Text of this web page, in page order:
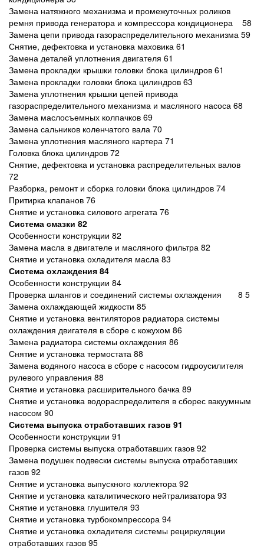
Замена натяжного механизма и промежуточных роликов
ремня привода генератора и компрессора кондиционера 58
Замена цепи привода газораспределительного механизма 59
Снятие, дефектовка и установка маховика 61
Замена деталей уплотнения двигателя 61
Замена прокладки крышки головки блока цилиндров 61
Замена прокладки головки блока цилиндров 63
Замена уплотнения крышки цепей привода
газораспределительного механизма и масляного насоса 68
Замена маслосъемных колпачков 69
Замена сальников коленчатого вала 70
Замена уплотнения масляного картера 71
Головка блока цилиндров 72
Снятие, дефектовка и установка распределительных валов
72
Разборка, ремонт и сборка головки блока цилиндров 74
Притирка клапанов 76
Снятие и установка силового агрегата 76
Система смазки 82
Особенности конструкции 82
Замена масла в двигателе и масляного фильтра 82
Снятие и установка охладителя масла 83
Система охлаждения 84
Особенности конструкции 84
Проверка шлангов и соединений системы охлаждения 8 5
Замена охлаждающей жидкости 85
Снятие и установка вентиляторов радиатора системы
охлаждения двигателя в сборе с кожухом 86
Замена радиатора системы охлаждения 86
Снятие и установка термостата 88
Замена водяного насоса в сборе с насосом гидроусилителя
рулевого управления 88
Снятие и установка расширительного бачка 89
Снятие и установка водораспределителя в сборес вакуумным
насосом 90
Система выпуска отработавших газов 91
Особенности конструкции 91
Проверка системы выпуска отработавших газов 92
Замена подушек подвески системы выпуска отработавших
газов 92
Снятие и установка выпускного коллектора 92
Снятие и установка каталитического нейтрализатора 93
Снятие и установка глушителя 93
Снятие и установка турбокомпрессора 94
Снятие и установка охладителя системы рециркуляции
отработавших газов 95